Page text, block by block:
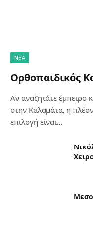
NΈΑ
Ορθοπαιδικός
Αν αναζητάτε έμπειρο
στην Καλαμάτα, η
επιλογή είναι…